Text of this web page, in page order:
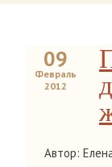
09
Февраль
2012
Автор: